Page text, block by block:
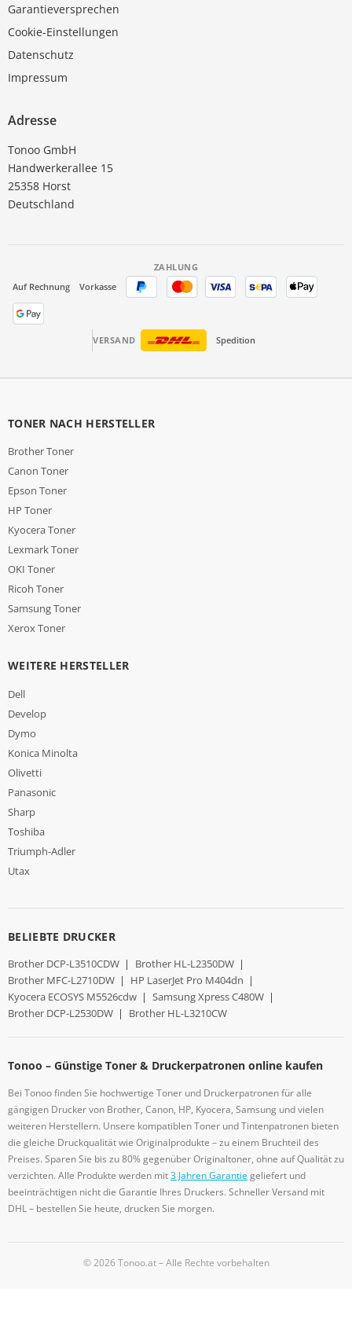
Garantieversprechen
Cookie-Einstellungen
Datenschutz
Impressum
Adresse
Tonoo GmbH
Handwerkerallee 15
25358 Horst
Deutschland
ZAHLUNG
Auf Rechnung
Vorkasse
VERSAND Spedition
TONER NACH HERSTELLER
Brother Toner
Canon Toner
Epson Toner
HP Toner
Kyocera Toner
Lexmark Toner
OKI Toner
Ricoh Toner
Samsung Toner
Xerox Toner
WEITERE HERSTELLER
Dell
Develop
Dymo
Konica Minolta
Olivetti
Panasonic
Sharp
Toshiba
Triumph-Adler
Utax
BELIEBTE DRUCKER
Brother DCP-L3510CDW | Brother HL-L2350DW |
Brother MFC-L2710DW | HP LaserJet Pro M404dn |
Kyocera ECOSYS M5526cdw | Samsung Xpress C480W |
Brother DCP-L2530DW | Brother HL-L3210CW
Tonoo – Günstige Toner & Druckerpatronen online kaufen
Bei Tonoo finden Sie hochwertige Toner und Druckerpatronen für alle
gängigen Drucker von Brother, Canon, HP, Kyocera, Samsung und vielen
weiteren Herstellern. Unsere kompatiblen Toner und Tintenpatronen bieten
die gleiche Druckqualität wie Originalprodukte – zu einem Bruchteil des
Preises. Sparen Sie bis zu 80% gegenüber Originaltoner, ohne auf Qualität zu
verzichten. Alle Produkte werden mit3 Jahren Garantiegeliefert und
beeinträchtigen nicht die Garantie Ihres Druckers. Schneller Versand mit
DHL – bestellen Sie heute, drucken Sie morgen.
© 2026 Tonoo.at – Alle Rechte vorbehalten